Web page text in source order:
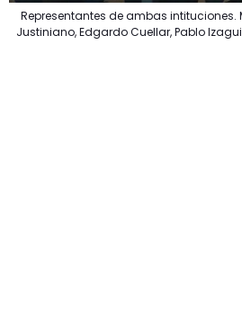
Representantes de ambas intituciones.
Justiniano, Edgardo Cuellar, Pablo